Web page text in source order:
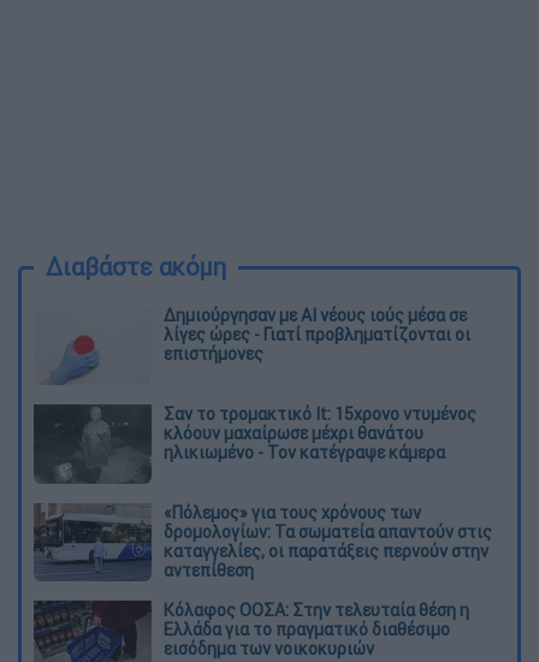
Διαβάστε ακόμη
Δημιούργησαν με AI νέους ιούς μέσα σε
λίγες ώρες - Γιατί προβληματίζονται οι
επιστήμονες
Σαν το τρομακτικό It: 15χρονο ντυμένος
κλόουν μαχαίρωσε μέχρι θανάτου
ηλικιωμένο - Τον κατέγραψε κάμερα
«Πόλεμος» για τους χρόνους των
δρομολογίων: Τα σωματεία απαντούν στις
καταγγελίες, οι παρατάξεις περνούν στην
αντεπίθεση
Κόλαφος ΟΟΣΑ: Στην τελευταία θέση η
Ελλάδα για το πραγματικό διαθέσιμο
εισόδημα των νοικοκυριών